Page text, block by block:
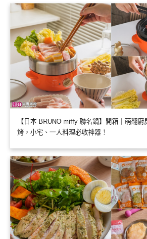
【日本 BRUNO miffy 聯名鍋】開箱｜萌翻
烤，小宅、一人料理必收神器！